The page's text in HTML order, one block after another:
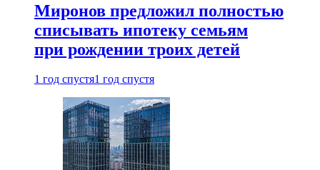
Миронов предложил полностью
списывать ипотеку семьям
при рождении троих детей
1 год спустя1 год спустя